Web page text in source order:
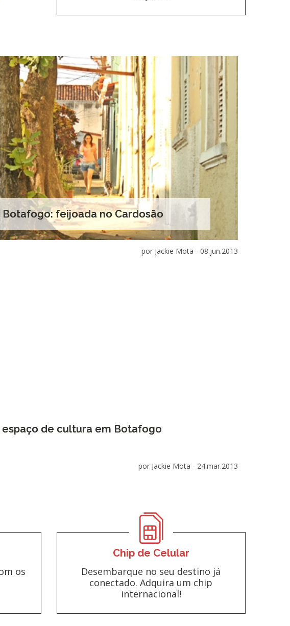
Botafogo: feijoada no Cardosão
por Jackie Mota - 08.jun.2013
espaço de cultura em Botafogo
por Jackie Mota - 24.mar.2013
os
Chip de Celular
Desembarque no seu destino já
conectado. Adquira um chip
internacional!